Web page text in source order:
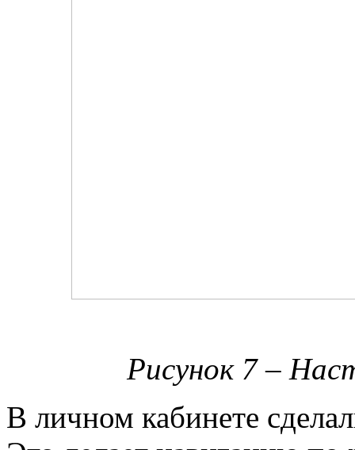
Рисунок 7 –
В личном кабинете